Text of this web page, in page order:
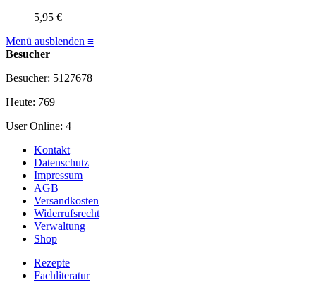
5,95 €
Menü ausblenden ≡
Besucher
Besucher: 5127678
Heute: 769
User Online: 4
Kontakt
Datenschutz
Impressum
AGB
Versandkosten
Widerrufsrecht
Verwaltung
Shop
Rezepte
Fachliteratur